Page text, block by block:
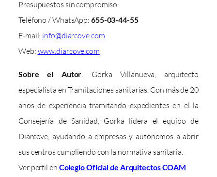
Presupuestos sin compromiso.
Teléfono / WhatsApp: 655-03-44-55
E-mail: info@diarcove.com
Web: www.diarcove.com
Sobre el Autor: Gorka Villanueva, arquitecto
especialista en Tramitaciones sanitarias. Con más de 20
años de experiencia tramitando expedientes en el la
Consejería de Sanidad, Gorka lidera el equipo de
Diarcove, ayudando a empresas y autónomos a abrir
sus centros cumpliendo con la normativa sanitaria.
Ver perfil en Colegio Oficial de Arquitectos COAM